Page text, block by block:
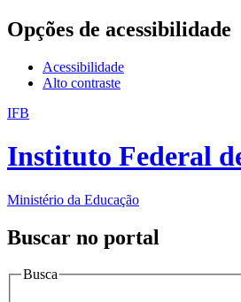
Opções de acessibilidade
Acessibilidade
Alto contraste
IFB
Instituto Federal
Ministério da Educação
Buscar no portal
Busca